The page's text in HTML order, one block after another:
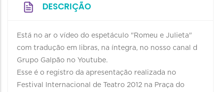
DESCRIÇÃO
Está no ar o vídeo do espetáculo "Romeu e Julieta"
com tradução em libras, na íntegra, no nosso canal d
Grupo Galpão no Youtube.
Esse é o registro da apresentação realizada no
Festival Internacional de Teatro 2012 na Praça do